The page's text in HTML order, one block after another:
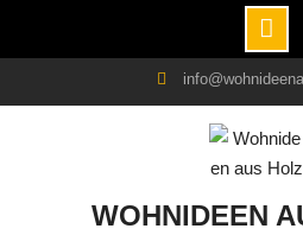
WOHNIDEEN